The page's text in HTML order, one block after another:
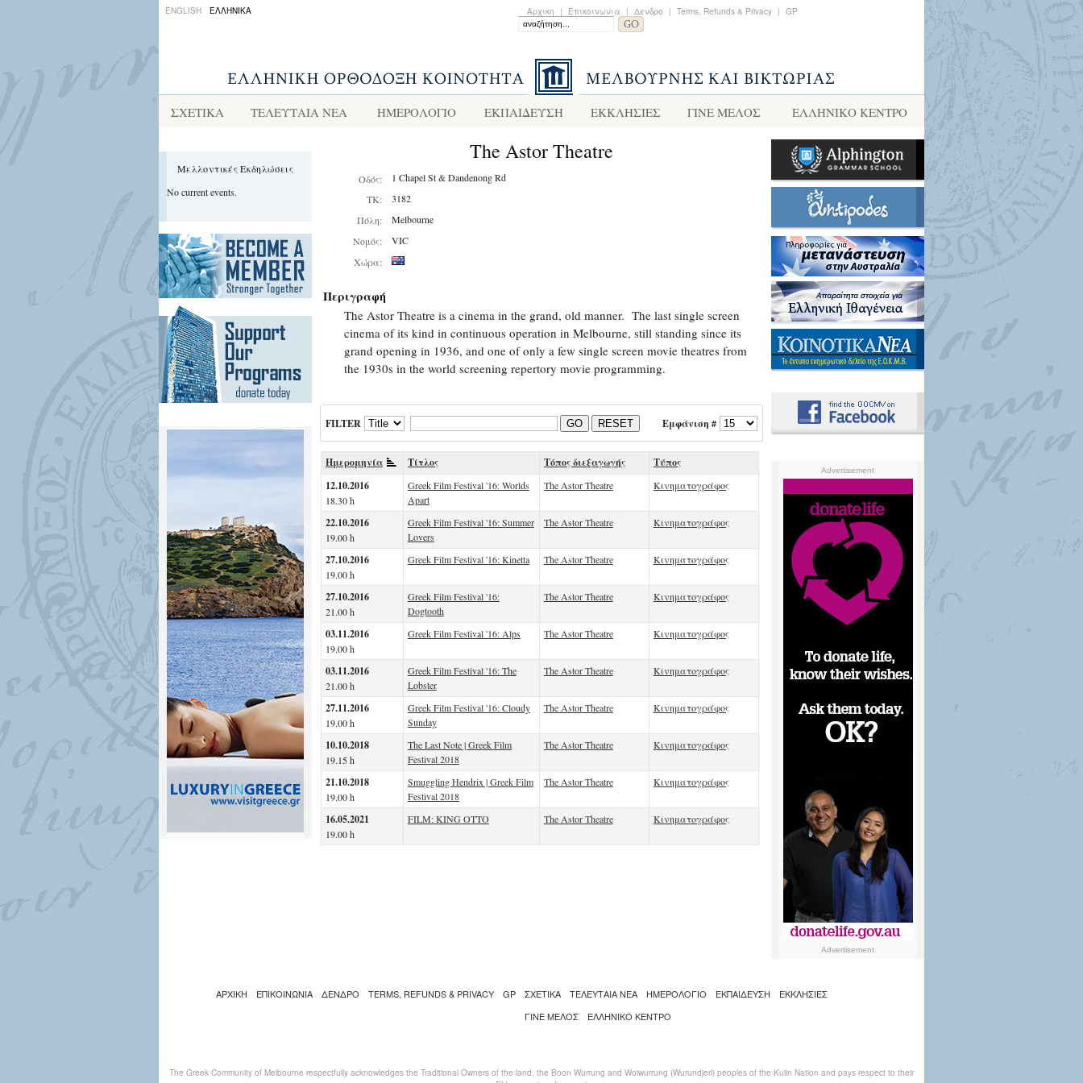
ENGLISH ΕΛΛΗΝΙΚΑ Αρχικη | Επικοινωνια | Δενδρο | Terms, Refunds & Privacy | GP
ΣΧΕΤΙΚΑ ΤΕΛΕΥΤΑΙΑ ΝΕΑ ΗΜΕΡΟΛΟΓΙΟ ΕΚΠΑΙΔΕΥΣΗ ΕΚΚΛΗΣΙΕΣ ΓΙΝΕ ΜΕΛΟΣ ΕΛΛΗΝΙΚΌ ΚΈΝΤΡΟ
Μελλοντικές Εκδηλώσεις
No current events.
The Astor Theatre
Οδός:
1 Chapel St & Dandenong Rd
ΤΚ:
3182
Πόλη:
Melbourne
Νομός:
VIC
Χώρα:
Περιγραφή
The Astor Theatre is a cinema in the grand, old manner. The last single screen
cinema of its kind in continuous operation in Melbourne, still standing since its
grand opening in 1936, and one of only a few single screen movie theatres from
the 1930s in the world screening repertory movie programming.
FILTER GO RESET Εμφάνιση #
Ημερομηνία Τίτλος Τόπος διεξαγωγής
Τύπος
12.10.2016
18.30 h
Greek Film Festival '16: Worlds
Apart
The Astor Theatre Κινηματογράφος
22.10.2016
19.00 h
Greek Film Festival '16: Summer
Lovers
The Astor Theatre Κινηματογράφος
27.10.2016
19.00 h
Greek Film Festival '16: Kinetta The Astor Theatre Κινηματογράφος
27.10.2016
21.00 h
Greek Film Festival '16:
Dogtooth
The Astor Theatre Κινηματογράφος
03.11.2016
19.00 h
Greek Film Festival '16: Alps The Astor Theatre Κινηματογράφος
03.11.2016
21.00 h
Greek Film Festival '16: The
Lobster
The Astor Theatre Κινηματογράφος
27.11.2016
19.00 h
Greek Film Festival '16: Cloudy
Sunday
The Astor Theatre Κινηματογράφος
10.10.2018
19.15 h
The Last Note | Greek Film
Festival 2018
The Astor Theatre Κινηματογράφος
21.10.2018
19.00 h
Smuggling Hendrix | Greek Film
Festival 2018
The Astor Theatre Κινηματογράφος
16.05.2021
19.00 h
FILM: KING OTTO The Astor Theatre Κινηματογράφος
Advertisement
Advertisement
ΑΡΧΙΚΗ ΕΠΙΚΟΙΝΩΝΙΑ ΔΕΝΔΡΟ TERMS, REFUNDS & PRIVACY GP ΣΧΕΤΙΚΑ ΤΕΛΕΥΤΑΙΑ ΝΕΑ ΗΜΕΡΟΛΟΓΙΟ ΕΚΠΑΙΔΕΥΣΗ
ΕΚΚΛΗΣΙΕΣ
ΓΙΝΕ ΜΕΛΟΣ
ΕΛΛΗΝΙΚΌ ΚΈΝΤΡΟ
The Greek Community of Melbourne respectfully acknowledges the Traditional Owners of the land, the Boon Wurrung and Woiwurrung (Wurundjeri) peoples of the Kulin Nation and pays respect to their